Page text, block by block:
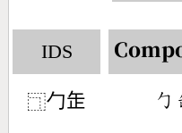
IDS
⿹勹𦈢